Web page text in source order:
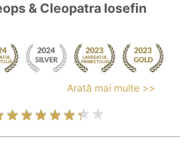
& Cleopatra Iosefin
Arată mai multe >>